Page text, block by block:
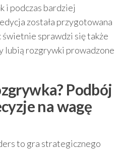
i podczas bardziej
została przygotowana
świetnie sprawdzi się także
lubią rozgrywki prowadzone
Podbój
na wagę
to gra strategicznego